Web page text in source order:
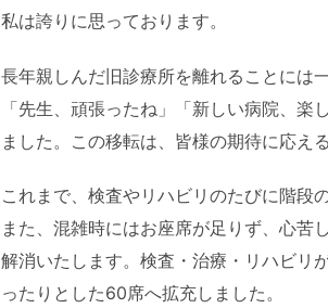
私は誇りに思っております。
長年親しんだ旧診療所を離れることには
「先生、頑張ったね」「新しい病院、
ました。この移転は、皆様の期待に応え
これまで、検査やリハビリのたびに階段
また、混雑時にはお座席が足りず、心苦
解消いたします。検査・治療・リハビリ
ったりとした60席へ拡充しました。